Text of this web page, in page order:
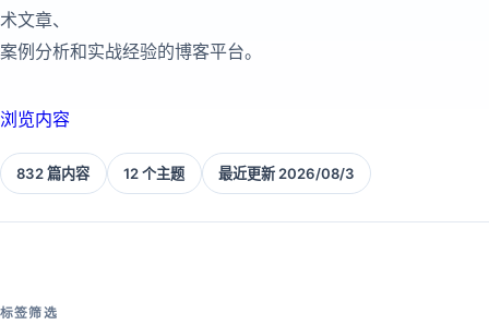
术文章、
案例分析和实战经验的博客平台。
浏览内容
832 篇内容 12 个主题 最近更新 2026/08/3
标签筛选